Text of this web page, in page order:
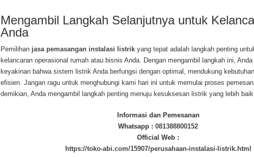
Mengambil Langkah Selanjutnya untuk
Anda
Pemilihan jasa pemasangan instalasi listrikyang tepat adalah langkah penting
kelancaran operasional rumah atau bisnis Anda. Dengan mengambil langkah ini,
keyakinan bahwa sistem listrik Anda berfungsi dengan optimal, mendukung
efisien. Jangan ragu untuk menghubungi kami hari ini untuk memulai proses
demikian, Anda mengambil langkah penting menuju kesuksesan listrik yang lebih
Informasi dan Pemesanan
Whatsapp : 081388800152
Official Web :
https://toko-abi.com/15907/perusahaan-instalasi-listrik.html